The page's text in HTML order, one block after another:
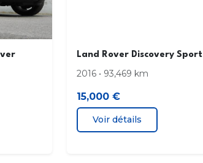
Inserts de tableau de bord métal
Miroir de courtoisie passager éclairé
Phares avant LED
Land Rover Discovery Sport
2016 • 93,469 km
15,000 €
Voir détails